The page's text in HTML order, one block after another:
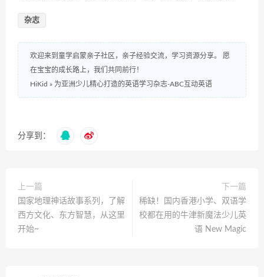
杂志
欢迎来到童学启蒙亲子社区，亲子经验交流，学习资源分享。 愿
在宝宝的成长路上，我们共同前行！
HiKid » 为亚洲少儿精心打造的英语学习杂志-ABC互动英语
分享到：
上一篇
国家地理神话故事系列，了解
西方文化、东方智慧，从这里
开始~
下一篇
稀缺！国内香港小学、双语学
校都在用的牛津新魔法少儿英
语 New Magic